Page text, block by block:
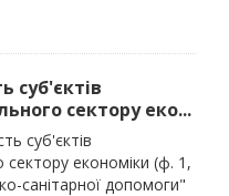
суб'єктів
сектору еко...
суб'єктів
економіки (ф. 1,
санітарної допомоги"